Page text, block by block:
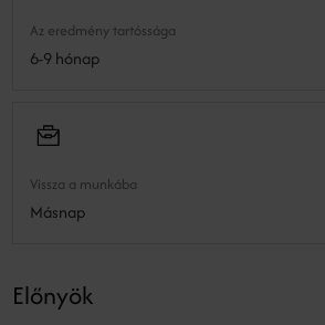
Az eredmény tartóssága
6-9 hónap
Vissza a munkába
Másnap
Előnyök